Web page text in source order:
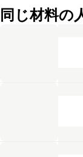
同じ材料の